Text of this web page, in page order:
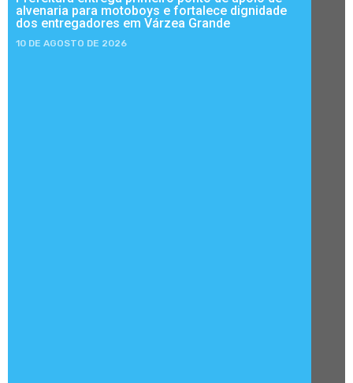
alvenaria para motoboys e fortalece dignidade
dos entregadores em Várzea Grande
10 DE AGOSTO DE 2026